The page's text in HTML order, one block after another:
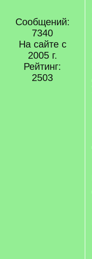
Сообщений:
7340
На сайте с
2005 г.
Рейтинг:
2503